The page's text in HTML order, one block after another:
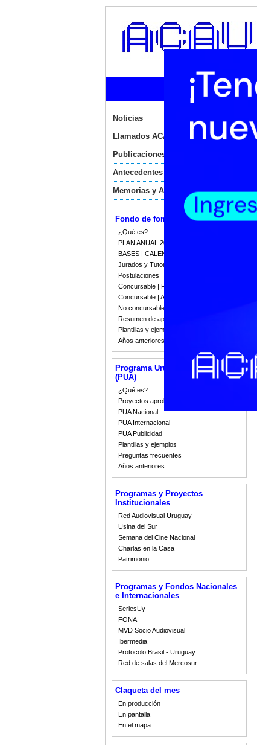
Noticias
Llamados ACAU
Publicaciones
Antecedentes
Memorias y Auditorias
Fondo de fomento
¿Qué es?
PLAN ANUAL 2023
BASES | CALENDARIO 2023
Jurados y Tutorias
Postulaciones
Concursable | Fallos 2023
Concursable | Actas y Resoluciones
No concursable | Actas y Resoluciones
Resumen de apoyos 2008-2022
Plantillas y ejemplos
Años anteriores
Programa Uruguay Audiovisual
(PUA)
¿Qué es?
Proyectos aprobados
PUA Nacional
PUA Internacional
PUA Publicidad
Plantillas y ejemplos
Preguntas frecuentes
Años anteriores
Programas y Proyectos
Institucionales
Red Audiovisual Uruguay
Usina del Sur
Semana del Cine Nacional
Charlas en la Casa
Patrimonio
Programas y Fondos Nacionales
e Internacionales
SeriesUy
FONA
MVD Socio Audiovisual
Ibermedia
Protocolo Brasil - Uruguay
Red de salas del Mercosur
Claqueta del mes
En producción
En pantalla
En el mapa